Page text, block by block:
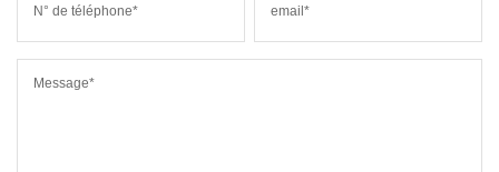
N° de téléphone* email*
Message*